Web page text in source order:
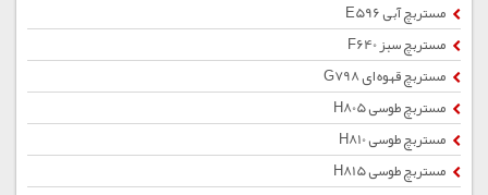
مستربچ آبی E596
مستربچ سبز F640
مستربچ قهوه ای G798
مستربچ طوسی H805
مستربچ طوسی H810
مستربچ طوسی H815